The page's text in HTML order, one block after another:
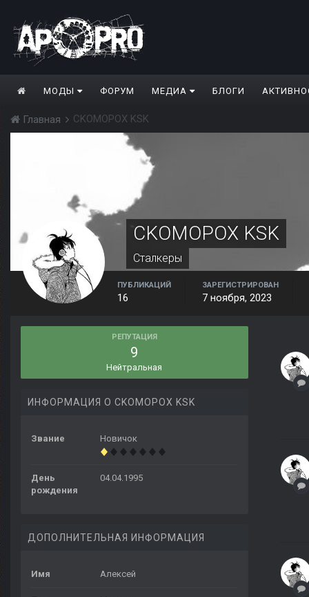
МОДЫ ФОРУМ МЕДИА БЛОГИ
Главная CKOMOPOX KSK
CKOMOPOX KSK
Сталкеры
ПУБЛИКАЦИЙ
16
ЗАРЕГИСТРИРОВАН
7 ноября, 2023
РЕПУТАЦИЯ
9
Нейтральная
ИНФОРМАЦИЯ О CKOMOPOX KSK
Звание Новичок
День
рождения
04.04.1995
ДОПОЛНИТЕЛЬНАЯ ИНФОРМАЦИЯ
Имя Алексей